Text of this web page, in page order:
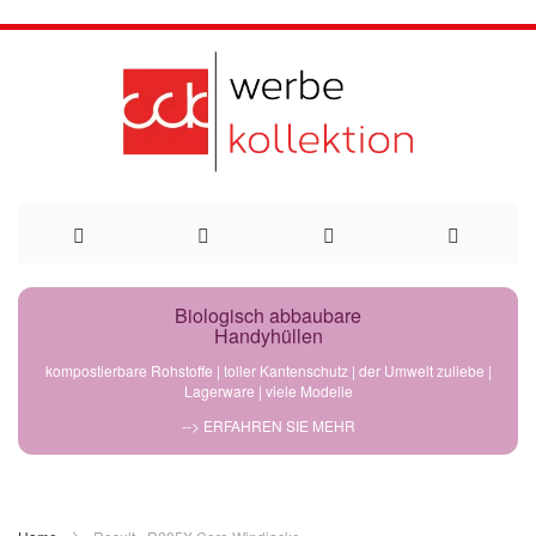
Direkt
Biologisch abbaubare
Handyhüllen
kompostierbare Rohstoffe | toller Kantenschutz | der Umwelt zuliebe |
Lagerware | viele Modelle
--> ERFAHREN SIE MEHR